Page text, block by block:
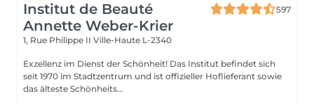
Institut de Beauté
Annette Weber-Krier
597
1, Rue Philippe II Ville-Haute L-2340
Exzellenz im Dienst der Schönheit! Das Institut befindet sich
seit 1970 im Stadtzentrum und ist offizieller Hoflieferant sowie
das älteste Schönheits...